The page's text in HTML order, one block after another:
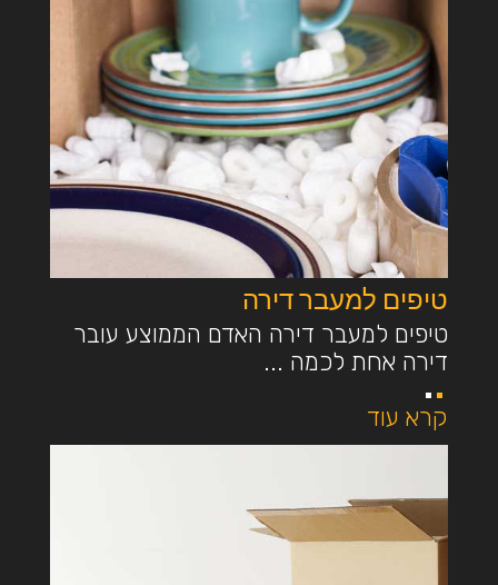
טיפים למעבר דירה
טיפים למעבר דירה האדם הממוצע עובר
דירה אחת לכמה ...
קרא עוד